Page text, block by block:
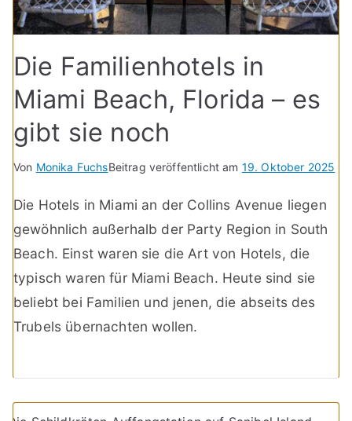
Die Familienhotels in
Miami Beach, Florida – es
gibt sie noch
Von Monika FuchsBeitrag veröffentlicht am 19. Oktober 2025
Die Hotels in Miami an der Collins Avenue liegen
gewöhnlich außerhalb der Party Region in South
Beach. Einst waren sie die Art von Hotels, die
typisch waren für Miami Beach. Heute sind sie
beliebt bei Familien und jenen, die abseits des
Trubels übernachten wollen.